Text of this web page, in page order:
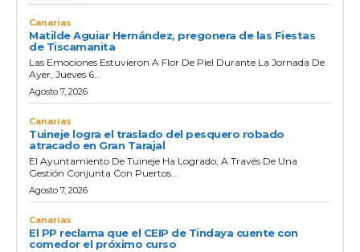
Canarias
Matilde Aguiar Hernández, pregonera de las Fiestas
de Tiscamanita
Las Emociones Estuvieron A Flor De Piel Durante La Jornada De
Ayer, Jueves 6...
Agosto 7, 2026
Canarias
Tuineje logra el traslado del pesquero robado
atracado en Gran Tarajal
El Ayuntamiento De Tuineje Ha Logrado, A Través De Una
Gestión Conjunta Con Puertos...
Agosto 7, 2026
Canarias
El PP reclama que el CEIP de Tindaya cuente con
comedor el próximo curso